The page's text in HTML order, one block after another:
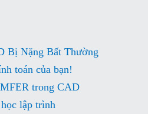
Bị Nặng Bất Thường
toán của bạn!
trong CAD
lập trình